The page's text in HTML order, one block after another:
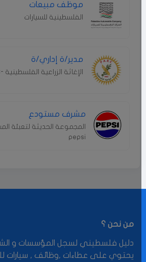
موظف مبيعات
الفلسطينية للسيارات
مدير/ة إداري/ة
الإغاثة الزراعية الفلسطينية -PARC
مشرف مستودع
المجموعة الحديثة لتعبئة
pepsi
من نحن ؟
دليل فلسطيني لسجل المؤسسات و
يحتوي على عطاءات ,وظائف , سيارات